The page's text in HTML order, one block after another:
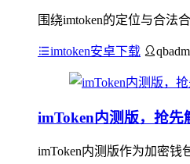
围绕imtoken的定位与合法
imtoken安卓下载
imToken内测版，抢先
imToken内测版作为加密钱